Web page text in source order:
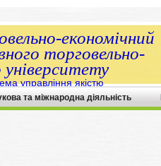
економічний
торговельно-
університету
управління якістю
9001:2015
та міжнародна діяльність